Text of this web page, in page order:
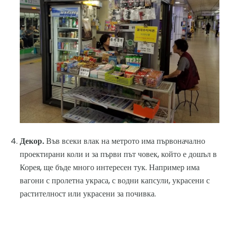
Декор.Във всеки влак на метрото има първоначално
проектирани коли и за първи път човек, който е дошъл в
Корея, ще бъде много интересен тук. Например има
вагони с пролетна украса, с водни капсули, украсени с
растителност или украсени за почивка.